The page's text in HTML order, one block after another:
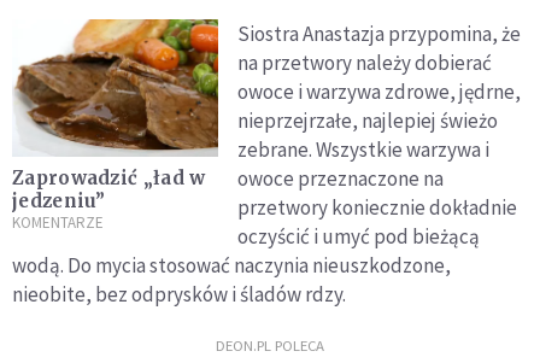
Zaprowadzić „ład w
jedzeniu”
KOMENTARZE
Siostra Anastazja przypomina, że
na przetwory należy dobierać
owoce i warzywa zdrowe, jędrne,
nieprzejrzałe, najlepiej świeżo
zebrane. Wszystkie warzywa i
owoce przeznaczone na
przetwory koniecznie dokładnie
oczyścić i umyć pod bieżącą
wodą. Do mycia stosować naczynia nieuszkodzone,
nieobite, bez odprysków i śladów rdzy.
DEON.PL POLECA